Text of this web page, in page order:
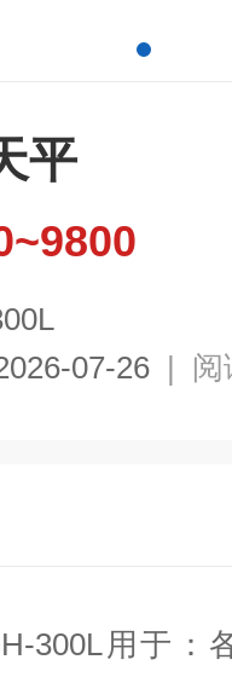
平
07-26 | 阅
300L用于：